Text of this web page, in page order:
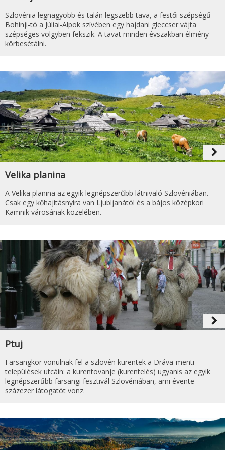
Szlovénia legnagyobb és talán legszebb tava, a festői szépségű
Bohinji-tó a Júliai-Alpok szívében egy hajdani gleccser vájta
szépséges völgyben fekszik. A tavat minden évszakban élmény
körbesétálni.
navigate_next
Velika planina
A Velika planina az egyik legnépszerűbb látnivaló Szlovéniában.
Csak egy kőhajításnyira van Ljubljanától és a bájos középkori
Kamnik városának közelében.
navigate_next
Ptuj
Farsangkor vonulnak fel a szlovén kurentek a Dráva-menti
települések utcáin: a kurentovanje (kurentelés) ugyanis az egyik
legnépszerűbb farsangi fesztivál Szlovéniában, ami évente
százezer látogatót vonz.